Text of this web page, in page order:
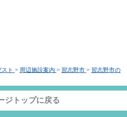
ト > 周辺施設案内 > 習志野市 > 習志野市の
ジトップに戻る